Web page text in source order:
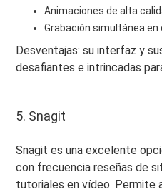
Animaciones de alta
Grabación simultánea
Desventajas: su interfaz y
desafiantes e intrincadas
5. Snagit
Snagit es una excelente
con frecuencia reseñas de
tutoriales en vídeo. Permite